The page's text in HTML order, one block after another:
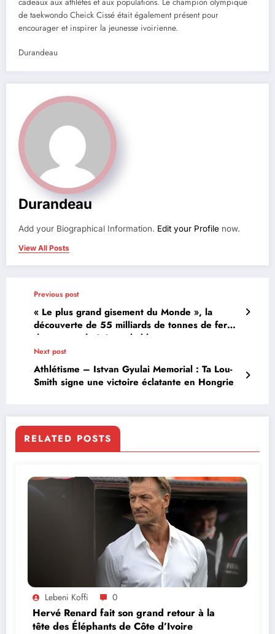
de taekwondo Cheick Cissé était également présent pour
encourager et inspirer la jeunesse ivoirienne.
Durandeau
Durandeau
Add your Biographical Information. Edit your Profile now.
View All Posts
Previous post
« Le plus grand gisement du Monde », la
découverte de 55 milliards de tonnes de fer
dans un endroit improbable
Next post
Athlétisme – Istvan Gyulai Memorial : Ta Lou-
Smith signe une victoire éclatante en Hongrie
RELATED POSTS
Lebeni Koffi 0
Hervé Renard fait son grand retour à la
tête des Éléphants de Côte d’Ivoire